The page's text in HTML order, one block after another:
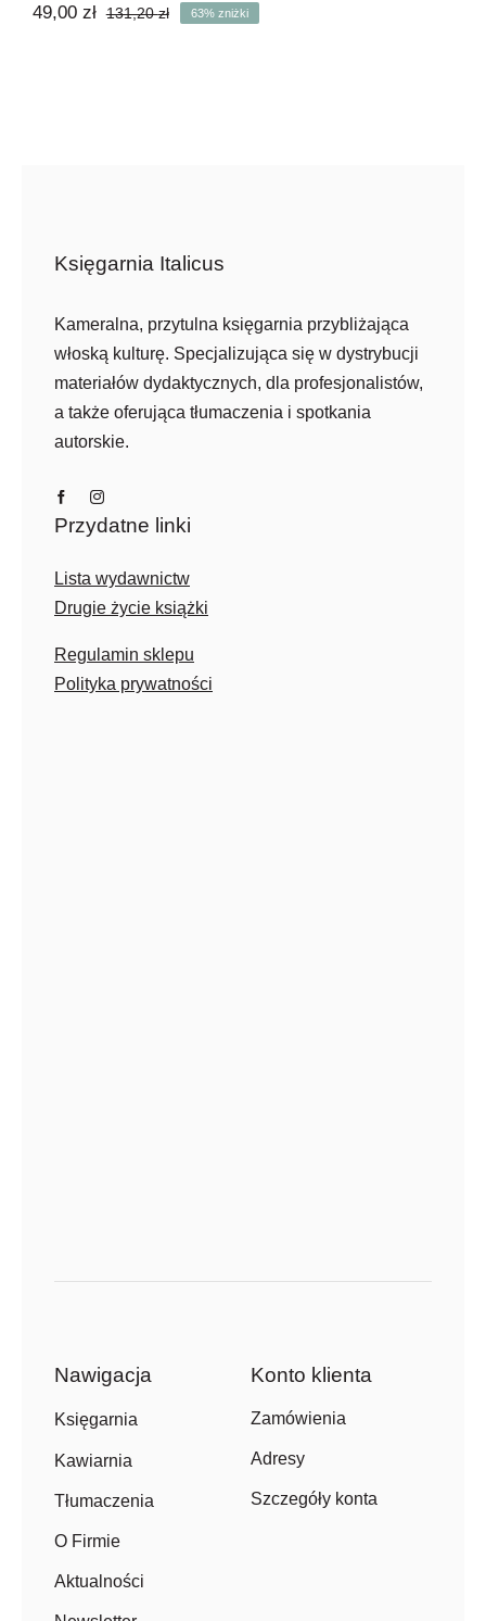
131,20złPierwotna
49,00 zł
Aktualna
63% zniżki
Księgarnia Italicus
Kameralna, przytulna księgarnia przybliżająca
włoską kulturę. Specjalizująca się w dystrybucji
materiałów dydaktycznych, dla profesjonalistów,
a także oferująca tłumaczenia i spotkania
autorskie.
Przydatne linki
Lista wydawnictw
Drugie życie książki
Regulamin sklepu
Polityka prywatności
Nawigacja
Księgarnia
Kawiarnia
Tłumaczenia
O Firmie
Aktualności
Konto klienta
Zamówienia
Adresy
Szczegóły konta